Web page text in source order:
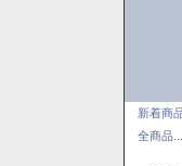
新着商品
全商品...